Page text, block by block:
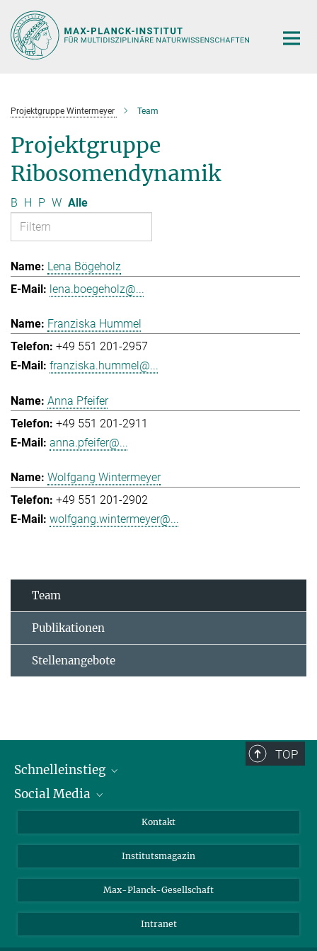
Hauptinhalt
Projektgruppe Wintermeyer Team
Projektgruppe
Ribosomendynamik
B H P W Alle
Lena Bögeholz
lena.boegeholz@...
Franziska Hummel
+49 551 201-2957
franziska.hummel@...
Anna Pfeifer
+49 551 201-2911
anna.pfeifer@...
Wolfgang Wintermeyer
+49 551 201-2902
wolfgang.wintermeyer@...
Team
Publikationen
Stellenangebote
TOP
Schnelleinstieg
Alumni
Fördernde
Schulen
Studierende
Social Media
Bluesky
Facebook
YouTube
Kontakt
Institutsmagazin
Max-Planck-Gesellschaft
Intranet